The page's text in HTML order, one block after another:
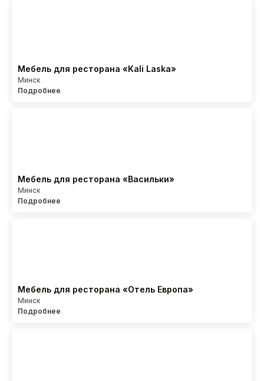
Мебель для ресторана «Kali Laska»
Минск
Подробнее
Мебель для ресторана «Васильки»
Минск
Подробнее
Мебель для ресторана «Отель Европа»
Минск
Подробнее